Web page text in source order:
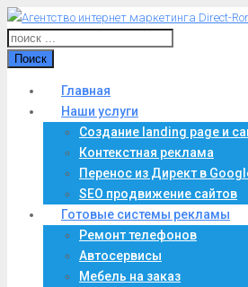
Поиск
Главная
Наши услуги
Создание landing page и
Контекстная реклама
Перенос из Директ в
SEO продвижение сайтов
Готовые системы рекламы
Ремонт телефонов
Автосервисы
Мебель на заказ